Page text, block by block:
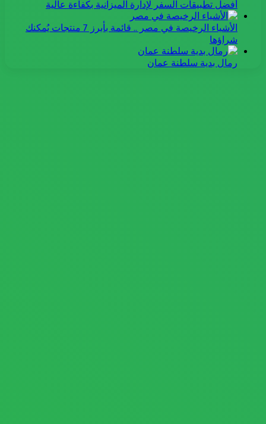
أفضل تطبيقات السفر لإدارة الميزانية بكفاءة عالية
الأشياء الرخيصة في مصر .. قائمة بأبرز 7 منتجات يُمكنك
شراؤها
رمال بدية سلطنة عمان